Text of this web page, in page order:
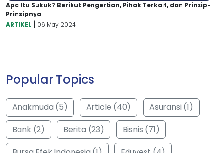
Apa Itu Sukuk? Berikut Pengertian, Pihak Terkait, dan Prinsip-
Prinsipnya
ARTIKEL | 06 May 2024
Popular Topics
Anakmuda (5) Article (40)
Asuransi (1)
Bank (2)
Berita (23)
Bisnis (71)